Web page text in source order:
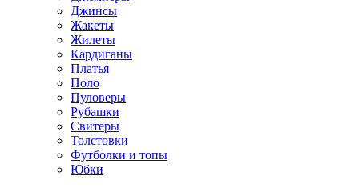
Джинсы
Жакеты
Жилеты
Кардиганы
Платья
Поло
Пуловеры
Рубашки
Свитеры
Толстовки
Футболки и топы
Юбки